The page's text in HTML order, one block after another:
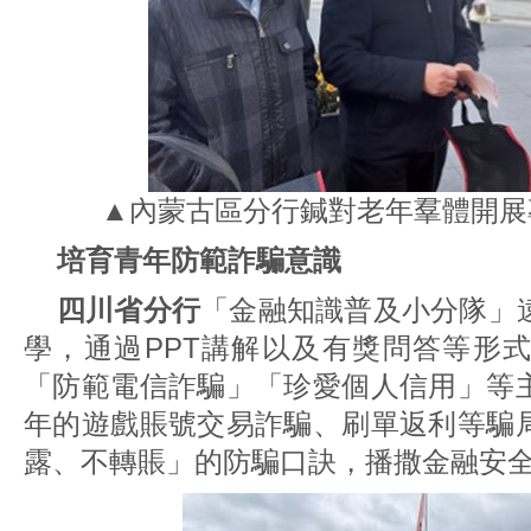
▲內蒙古區分行鍼對老年羣體開
培育青年防範詐騙意識
四川省分行「金融知識普及小分隊」
學，通過PPT講解以及有獎問答等形
「防範電信詐騙」「珍愛個人信用」
年的遊戲賬號交易詐騙、刷單返利等騙
露、不轉賬」的防騙口訣，播撒金融安